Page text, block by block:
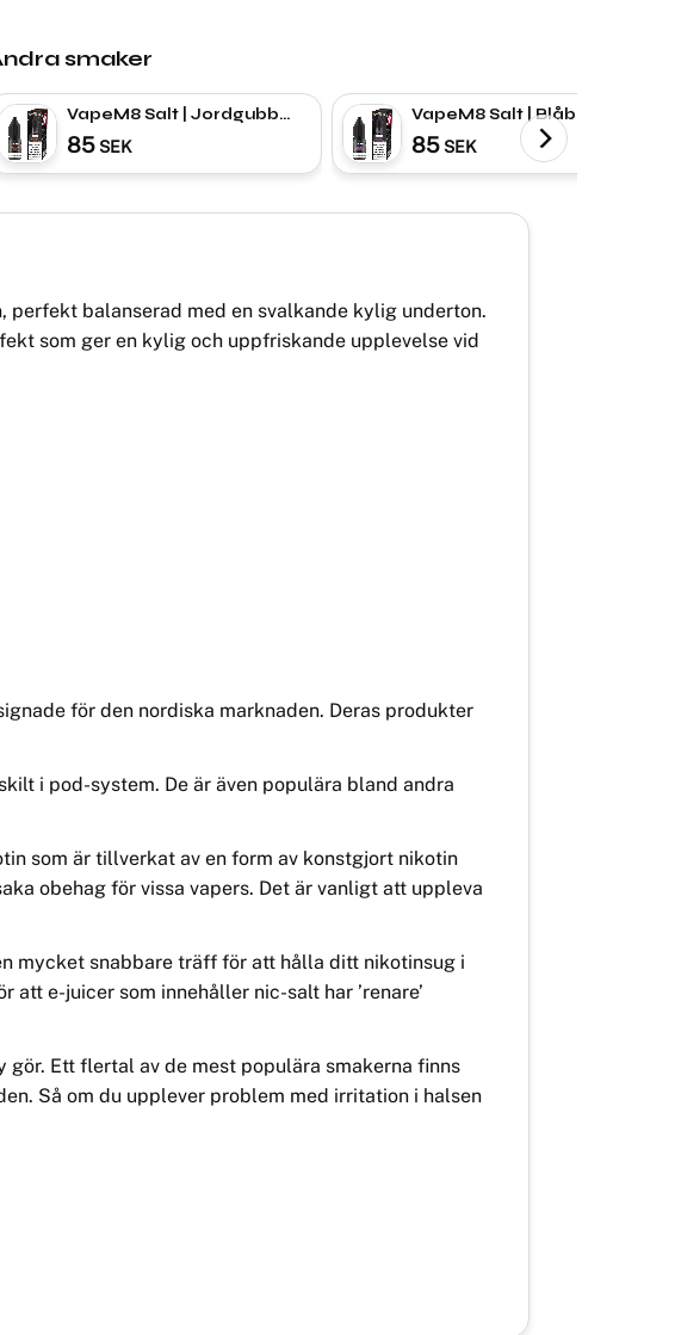
smaker
VapeM8 Salt | Jordgubb
Kiwi | Nic Salt
85SEK
VapeM8 Salt | Blåbär
Bubblegum | Nic Salt
85SEK
balanserad med en svalkande kylig underton.
som ger en kylig och uppfriskande upplevelse vid
för den nordiska marknaden. Deras produkter
i pod-system. De är även populära bland andra
som är tillverkat av en form av konstgjort nikotin
obehag för vissa vapers. Det är vanligt att uppleva
mycket snabbare träff för att hålla ditt nikotinsug i
att e-juicer som innehåller nic-salt har ’renare’
Ett flertal av de mest populära smakerna finns
Så om du upplever problem med irritation i halsen